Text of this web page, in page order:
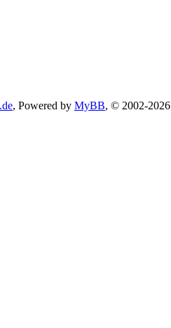
, Powered by MyBB, © 2002-2026